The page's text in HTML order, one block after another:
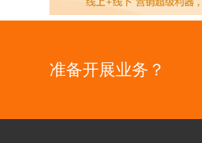
准备开展业务？